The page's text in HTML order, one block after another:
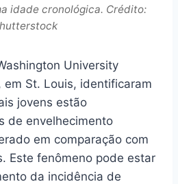
idade cronológica. Crédito:
University
em St. Louis, identificaram
jovens estão
de envelhecimento
em comparação com
Este fenômeno pode estar
da incidência de